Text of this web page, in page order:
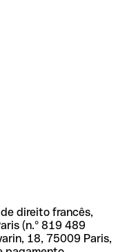
direito francês,
(n.º 819 489
18, 75009 Paris,